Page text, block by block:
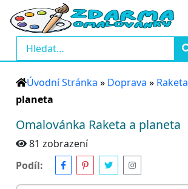
Úvodní Stránka » Doprava » Raketa
planeta
Omalovánka Raketa a planeta
81 zobrazení
Podíl: